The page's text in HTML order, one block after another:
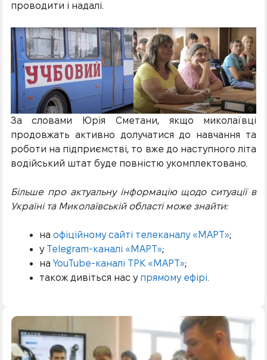
проводити і надалі.
За словами Юрія Сметани, якщо миколаївці
продовжать активно долучатися до навчання та
роботи на підприємстві, то вже до наступного літа
водійський штат буде повністю укомплектовано.
Більше про актуальну інформацію щодо ситуації в
Україні та Миколаївській області може знайти:
на офіційному сайті телеканалу «МАРТ»;
у Telegram-каналі «МАРТ»;
на YouTube-каналі ТРК «МАРТ»;
також дивіться нас у прямому ефірі.